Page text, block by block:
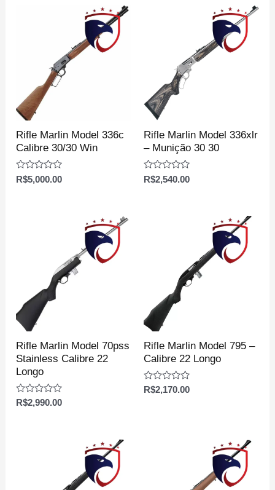
Rifle Marlin Model 336c
Calibre 30/30 Win
Avaliação
0
R$5,000.00
Rifle Marlin Model 336xlr
– Munição 30 30
Avaliação
0
R$2,540.00
Rifle Marlin Model 70pss
Stainless Calibre 22
Longo
Avaliação
R$2,990.00
Rifle Marlin Model 795 –
Calibre 22 Longo
Avaliação
R$2,170.00